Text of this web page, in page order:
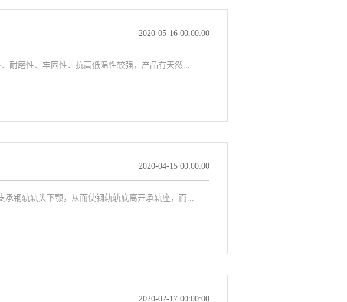
2020-05-16 00:00:00
耐磨性、牢固性、抗高低温性较强，产品有天然...
2020-04-15 00:00:00
钢轨轨头下颚，从而使钢轨轨底离开承轨座，而...
2020-02-17 00:00:00